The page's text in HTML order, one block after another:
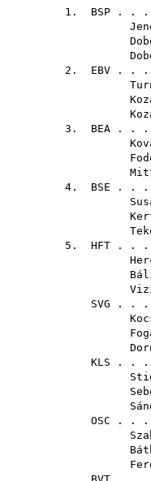
1. BSP . . .
2. EBV . . .
3. BEA . . .
4. BSE . . .
5. HFT . . .
SVG . .
KLS . .
OSC . .